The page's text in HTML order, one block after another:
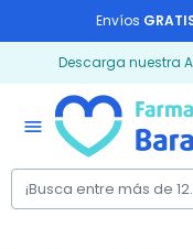
Envíos
Descarga nuestra
menu